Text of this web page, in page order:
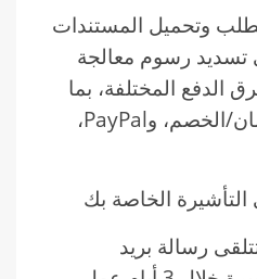
وتحميل المستندات
تسديد رسوم معالجة
الدفع المختلفة، بما
في ذلك بطاقات الائتمان/الخصم، وPayPal،
رسالة بريد